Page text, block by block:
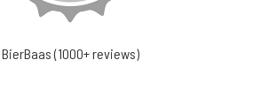
BierBaas (1000+ reviews)